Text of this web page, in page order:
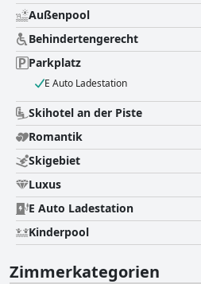
Außenpool
Behindertengerecht
Parkplatz
E Auto Ladestation
Skihotel an der Piste
Romantik
Skigebiet
Luxus
E Auto Ladestation
Kinderpool
Zimmerkategorien